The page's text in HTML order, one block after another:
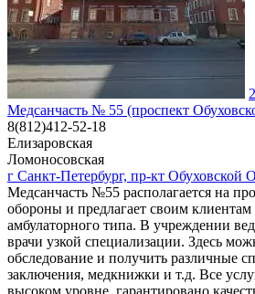
2
Медсанчасть № 55 (проспект
8(812)412-52-18
Елизаровская
Ломоносовская
г Санкт-Петербург, пр-кт Обуховской
Медсанчасть №55 располагается на
обороны и предлагает своим
амбулаторного типа. В учреждении
врачи узкой специализации. Здесь
обследование и получить различные
заключения, медкнижки и т.д. Все
высоком уровне, гарантировано